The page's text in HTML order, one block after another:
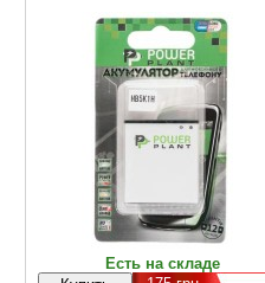
Есть на складе